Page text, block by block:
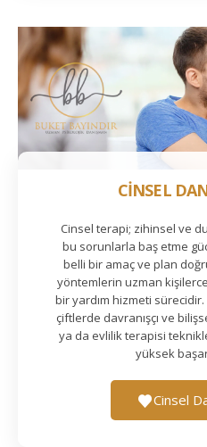
CİNSEL
Cinsel terapi; zihinsel ve
bu sorunlarla baş etme
belli bir amaç ve plan
yöntemlerin uzman
bir yardım hizmeti
çiftlerde davranışçı ve
ya da evlilik terapisi
yüksek
Cinsel